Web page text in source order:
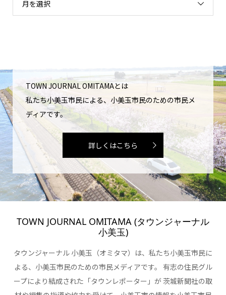
月を選択
TOWN JOURNAL OMITAMAとは
私たち小美玉市民による、小美玉市民のための市民メ
ディアです。
詳しくはこちら
TOWN JOURNAL OMITAMA (タウンジャーナル
小美玉)
タウンジャーナル 小美玉（オミタマ）は、私たち小美玉市民に
よる、小美玉市民のための市民メディアです。 有志の住民グル
ープにより結成された「タウンレポーター」が 茨城新聞社の取